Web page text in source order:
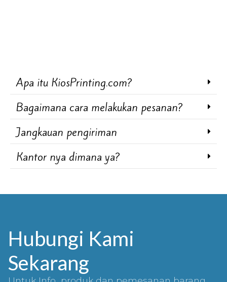
Apa itu KiosPrinting.com?
Bagaimana cara melakukan pesanan?
Jangkauan pengiriman
Kantor nya dimana ya?
Hubungi Kami
Sekarang